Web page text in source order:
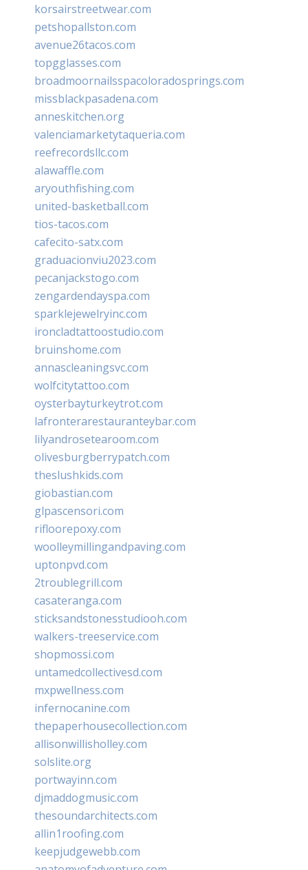
korsairstreetwear.com
petshopallston.com
avenue26tacos.com
topgglasses.com
broadmoornailsspacoloradosprings.com
missblackpasadena.com
anneskitchen.org
valenciamarketytaqueria.com
reefrecordsllc.com
alawaffle.com
aryouthfishing.com
united-basketball.com
tios-tacos.com
cafecito-satx.com
graduacionviu2023.com
pecanjackstogo.com
zengardendayspa.com
sparklejewelryinc.com
ironcladtattoostudio.com
bruinshome.com
annascleaningsvc.com
wolfcitytattoo.com
oysterbayturkeytrot.com
lafronterarestauranteybar.com
lilyandrosetearoom.com
olivesburgberrypatch.com
theslushkids.com
giobastian.com
glpascensori.com
rifloorepoxy.com
woolleymillingandpaving.com
uptonpvd.com
2troublegrill.com
casateranga.com
sticksandstonesstudiooh.com
walkers-treeservice.com
shopmossi.com
untamedcollectivesd.com
mxpwellness.com
infernocanine.com
thepaperhousecollection.com
allisonwillisholley.com
solslite.org
portwayinn.com
djmaddogmusic.com
thesoundarchitects.com
allin1roofing.com
keepjudgewebb.com